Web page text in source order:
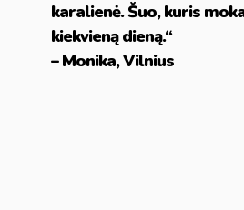
karalienė. Šuo, kuris
kiekvieną dieną.“
– Monika, Vilnius